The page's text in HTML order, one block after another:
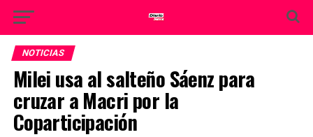
NOTICIAS
Milei usa al salteño Sáenz para
cruzar a Macri por la
Coparticipación